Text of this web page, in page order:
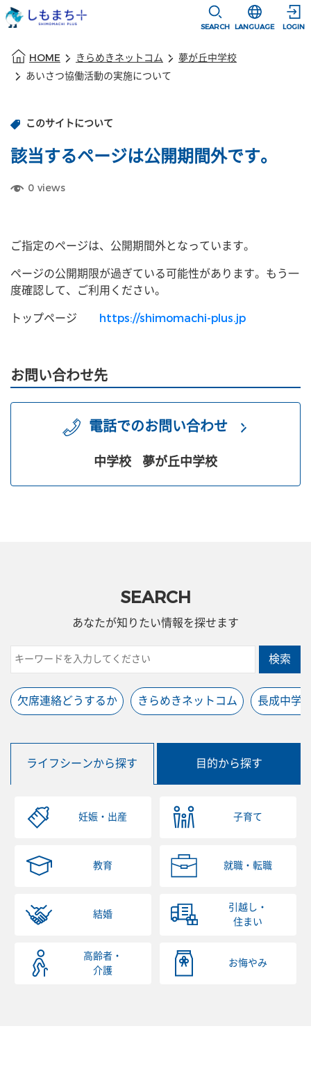
SEARCH
選択すると言
LANGUAGE LOGIN
HOME きらめきネットコム
夢が丘中学校
あいさつ協働活動の実施について
このサイトについて
該当するページは公開期間外です。
0 views
ご指定のページは、公開期間外となっています。
ページの公開期限が過ぎている可能性があります。もう一
度確認して、ご利用ください。
トップページ
https://shimomachi-plus.jp
お問い合わせ先
電話でのお問い合わせ
中学校 夢が丘中学校
SEARCH
あなたが知りたい情報を探せます
検索
欠席連絡どうするか きらめきネットコム 長成中学
ライフシーンから探す 目的から探す
妊娠・出産 子育て
教育 就職・転職
結婚
引越し・
住まい
高齢者・
介護
お悔やみ